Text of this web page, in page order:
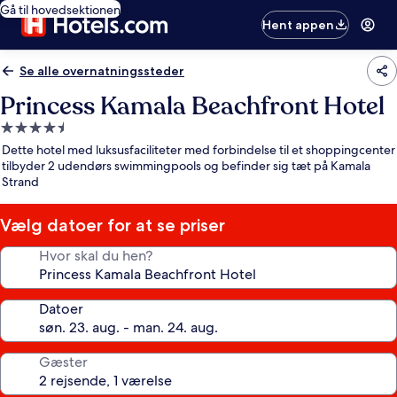
Gå til hovedsektionen
Hent appen
Se alle overnatningssteder
Princess Kamala Beachfront Hotel
4.5-
stjernet
overnatningssted
Dette hotel med luksusfaciliteter med forbindelse til et shoppingcenter
tilbyder 2 udendørs swimmingpools og befinder sig tæt på Kamala
Strand
Vælg datoer for at se priser
Hvor skal du hen?
Datoer
Gæster